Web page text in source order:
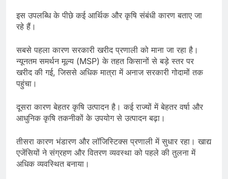
इस उपलब्धि के पीछे कई आर्थिक और कृषि संबंधी कारण बताए जा
रहे हैं।
सबसे पहला कारण सरकारी खरीद प्रणाली को माना जा रहा है।
न्यूनतम समर्थन मूल्य (MSP) के तहत किसानों से बड़े स्तर पर
खरीद की गई, जिससे अधिक मात्रा में अनाज सरकारी गोदामों तक
पहुंचा।
दूसरा कारण बेहतर कृषि उत्पादन है। कई राज्यों में बेहतर वर्षा और
आधुनिक कृषि तकनीकों के उपयोग से उत्पादन बढ़ा।
तीसरा कारण भंडारण और लॉजिस्टिक्स प्रणाली में सुधार रहा। खाद्य
एजेंसियों ने संग्रहण और वितरण व्यवस्था को पहले की तुलना में
अधिक व्यवस्थित बनाया।